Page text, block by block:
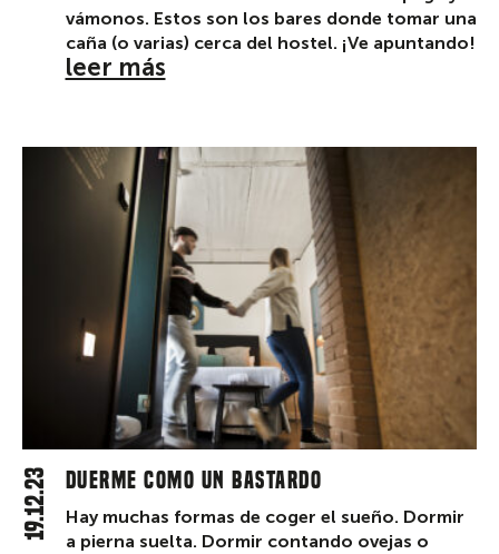
vámonos. Estos son los bares donde tomar una
caña (o varias) cerca del hostel. ¡Ve apuntando!
leer más
Duerme como un Bastardo
19.12.23
Hay muchas formas de coger el sueño. Dormir
a pierna suelta. Dormir contando ovejas o